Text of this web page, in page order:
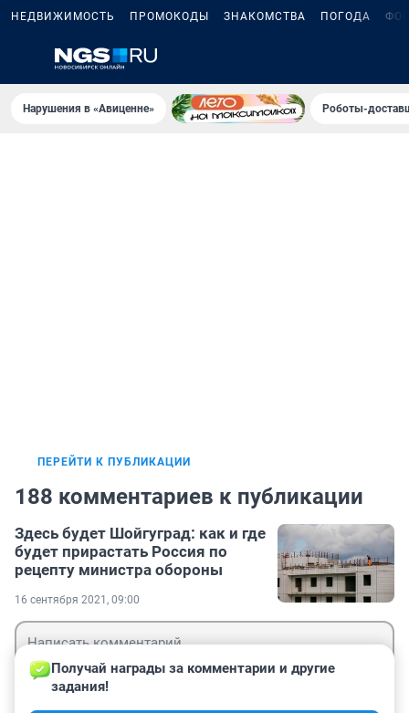
НЕДВИЖИМОСТЬ ПРОМОКОДЫ ЗНАКОМСТВА ПОГОДА
Нарушения в «Авиценне» Роботы-
ПЕРЕЙТИ К ПУБЛИКАЦИИ
188 комментариев к публикации
Здесь будет Шойгуград: как и где
будет прирастать Россия по
рецепту министра обороны
16 сентября 2021, 09:00
Получай награды за комментарии и другие
задания!